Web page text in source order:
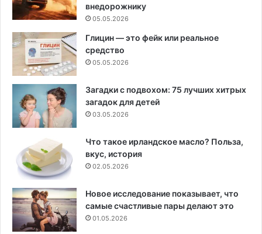
внедорожнику
05.05.2026
Глицин — это фейк или реальное
средство
05.05.2026
Загадки с подвохом: 75 лучших хитрых
загадок для детей
03.05.2026
Что такое ирландское масло? Польза,
вкус, история
02.05.2026
Новое исследование показывает, что
самые счастливые пары делают это
01.05.2026